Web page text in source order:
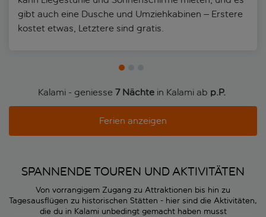
gibt auch eine Dusche und Umziehkabinen – Erstere
kostet etwas, Letztere sind gratis.
Kalami - geniesse 7 Nächte in Kalami ab p.P.
Ferien anzeigen
SPANNENDE TOUREN UND AKTIVITÄTEN
Von vorrangigem Zugang zu Attraktionen bis hin zu
Tagesausflügen zu historischen Stätten - hier sind die Aktivitäten,
die du in Kalami unbedingt gemacht haben musst